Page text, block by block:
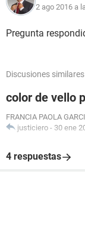
2 ago 2016 a
Pregunta
Discusiones similares
color de vello
FRANCIA PAOLA
justiciero - 30 ene
4 respuestas